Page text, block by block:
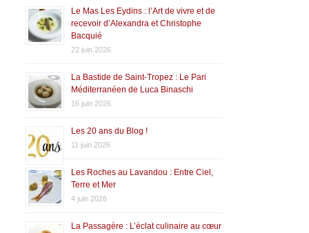
Le Mas Les Eydins : l’Art de vivre et de
recevoir d’Alexandra et Christophe
Bacquié
22 juin 2026
La Bastide de Saint-Tropez : Le Pari
Méditerranéen de Luca Binaschi
16 juin 2026
Les 20 ans du Blog !
11 juin 2026
Les Roches au Lavandou : Entre Ciel,
Terre et Mer
4 juin 2026
La Passagère : L’éclat culinaire au cœur